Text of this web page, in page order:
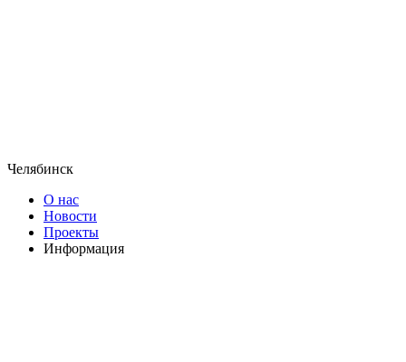
Челябинск
О нас
Новости
Проекты
Информация